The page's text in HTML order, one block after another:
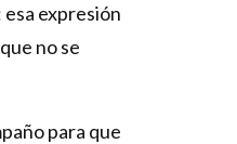
esa expresión
no se
para que